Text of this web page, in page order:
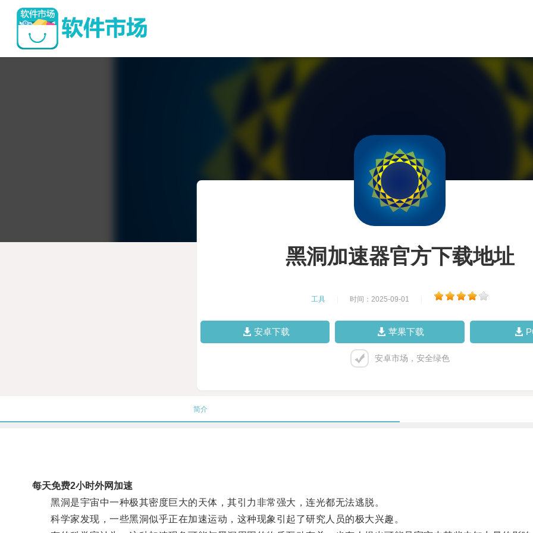
黑洞加速器官方下载地址
工具 时间：2025-09-01
安卓下载 苹果下载
安卓市场，安全绿色
简介
每天免费2小时外网加速
黑洞是宇宙中一种极其密度巨大的天体，其引力非常强大，连光都无法逃脱。
科学家发现，一些黑洞似乎正在加速运动，这种现象引起了研究人员的极大兴趣。